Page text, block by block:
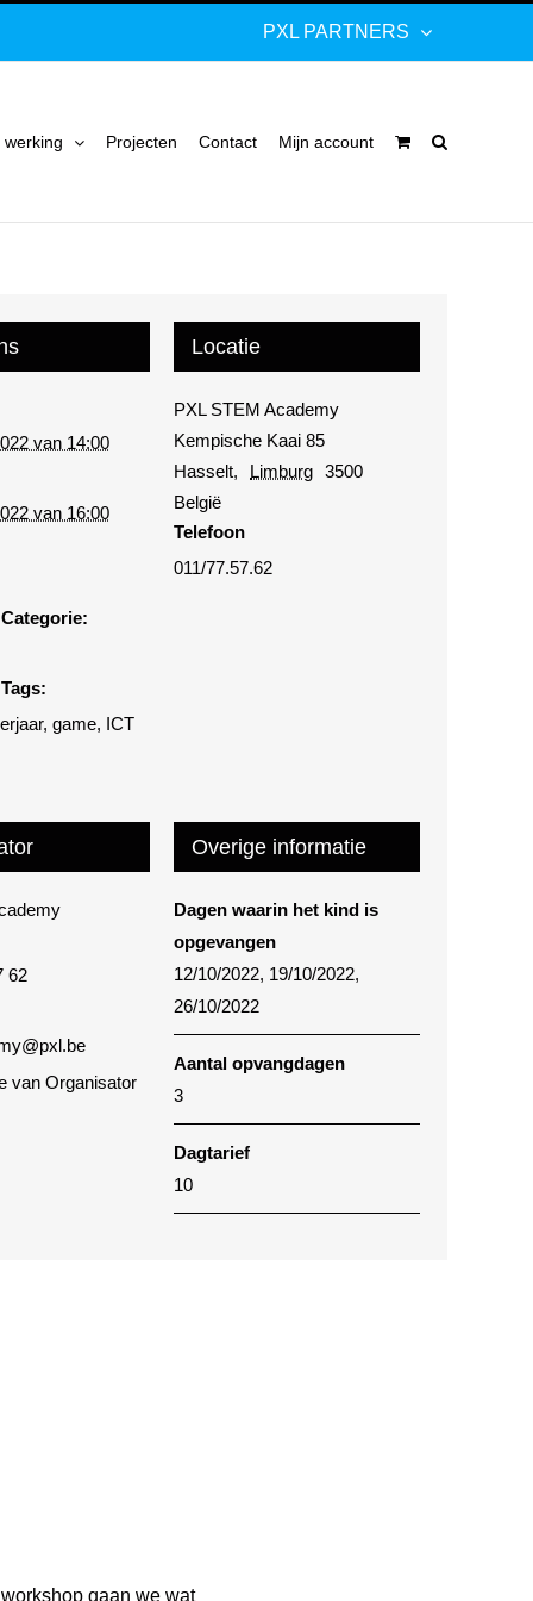
PXL PARTNERS
werking Projecten Contact Mijn account
gaan we wat
van 14:00
van 16:00
,game, ICT
Locatie
PXL STEM Academy
Kempische Kaai 85
Hasselt, Limburg 3500
België
Telefoon
011/77.57.62
62
van Organisator
Overige informatie
Dagen waarin het kind is
opgevangen
12/10/2022, 19/10/2022,
26/10/2022
Aantal opvangdagen
3
Dagtarief
10